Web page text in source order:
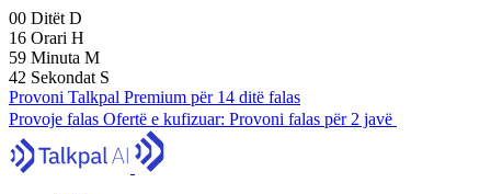
00 Ditët D
16 Orari H
59 Minuta M
41 Sekondat S
Provoni Talkpal Premium për 14 ditë falas
Provoje falas Ofertë e kufizuar: Provoni falas për 2 javë